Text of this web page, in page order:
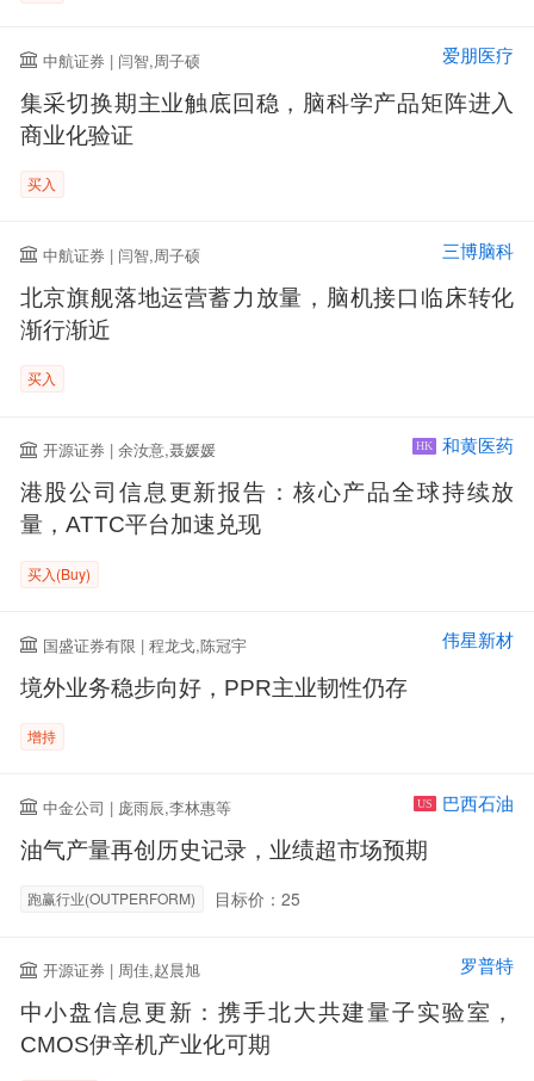
中航证券 | 闫智,周子硕 爱朋医疗
集采切换期主业触底回稳，脑科学产品矩阵进入
商业化验证
买入
中航证券 | 闫智,周子硕 三博脑科
北京旗舰落地运营蓄力放量，脑机接口临床转化
渐行渐近
买入
开源证券 | 余汝意,聂媛媛 HK 和黄医药
港股公司信息更新报告：核心产品全球持续放
量，ATTC平台加速兑现
买入(Buy)
国盛证券有限 | 程龙戈,陈冠宇 伟星新材
境外业务稳步向好，PPR主业韧性仍存
增持
中金公司 | 庞雨辰,李林惠等 US 巴西石油
油气产量再创历史记录，业绩超市场预期
跑赢行业(OUTPERFORM) 目标价：25
开源证券 | 周佳,赵晨旭 罗普特
中小盘信息更新：携手北大共建量子实验室，
CMOS伊辛机产业化可期